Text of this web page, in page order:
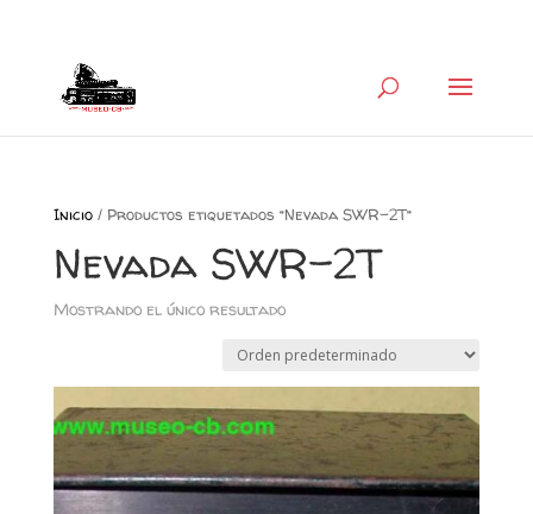
Inicio/ Productos etiquetados “Nevada SWR-2T”
Nevada SWR-2T
Mostrando el único resultado